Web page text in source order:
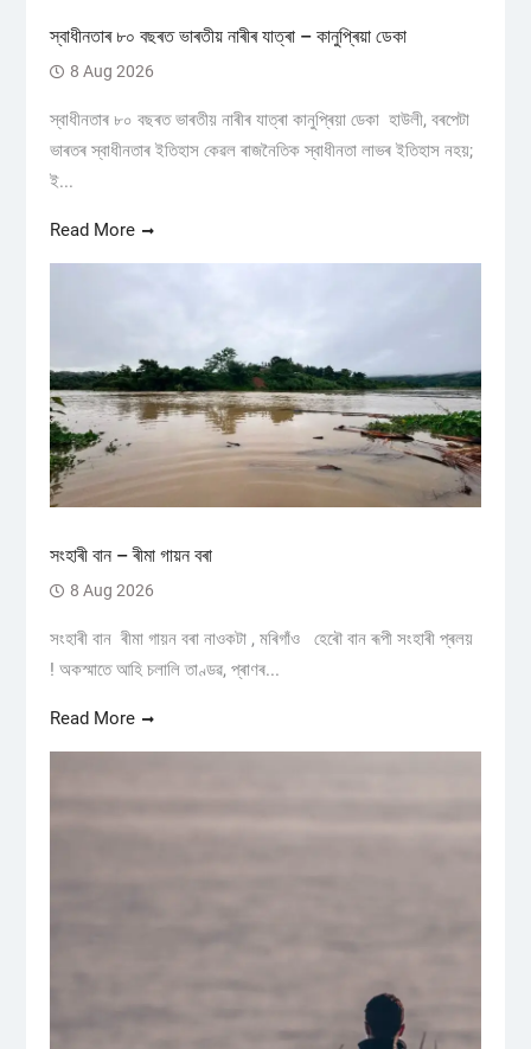
স্বাধীনতাৰ ৮০ বছৰত ভাৰতীয় নাৰীৰ যাত্ৰা – কানুপ্ৰিয়া ডেকা
8 Aug 2026
স্বাধীনতাৰ ৮০ বছৰত ভাৰতীয় নাৰীৰ যাত্ৰা কানুপ্ৰিয়া ডেকা হাউলী, বৰপেটা
ভাৰতৰ স্বাধীনতাৰ ইতিহাস কেৱল ৰাজনৈতিক স্বাধীনতা লাভৰ ইতিহাস নহয়;
ই...
Read More
সংহাৰী বান – ৰীমা গায়ন বৰা
8 Aug 2026
সংহাৰী বান ৰীমা গায়ন বৰা নাওকটা , মৰিগাঁও হেৰৌ বান ৰূপী সংহাৰী প্ৰলয়
! অকস্মাতে আহি চলালি তাণ্ডৱ, প্ৰাণৰ...
Read More